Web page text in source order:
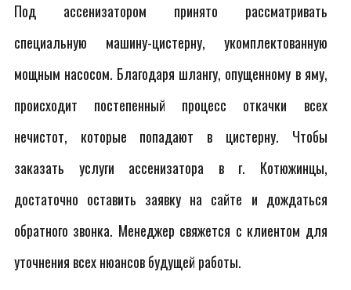
Под ассенизатором принято рассматривать
специальную машину-цистерну, укомплектованную
мощным насосом. Благодаря шлангу, опущенному в яму,
происходит постепенный процесс откачки всех
нечистот, которые попадают в цистерну. Чтобы
заказать услуги ассенизатора в г. Котюжинцы,
достаточно оставить заявку на сайте и дождаться
обратного звонка. Менеджер свяжется с клиентом для
уточнения всех нюансов будущей работы.